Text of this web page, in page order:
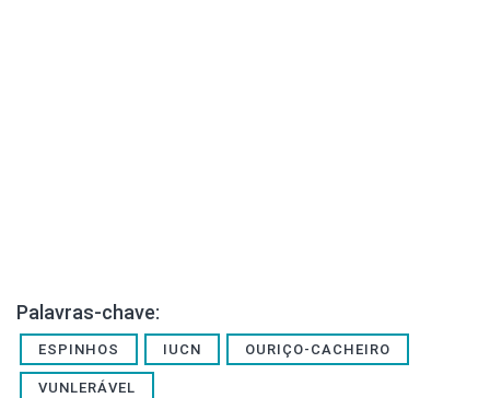
Palavras-chave:
ESPINHOS IUCN OURIÇO-CACHEIRO
VUNLERÁVEL